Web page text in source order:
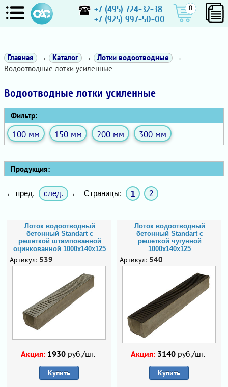
+7 (495) 724-32-38
+7 (925) 997-50-00
0
Главная → Каталог → Лотки водоотводные
→
Водоотводные лотки усиленные
Водоотводные лотки усиленные
Фильтр:
100 мм 150 мм 200 мм 300 мм
Продукция:
← пред. след. → Страницы: 1 2
Лоток водоотводный
бетонный Standart с
решеткой штампованной
оцинкованной 1000x140x125
Артикул: 539
Акция: 1930руб./шт.
Купить
Лоток водоотводный
бетонный Standart с
решеткой чугунной
1000x140x125
Артикул: 540
Акция: 3140руб./шт.
Купить